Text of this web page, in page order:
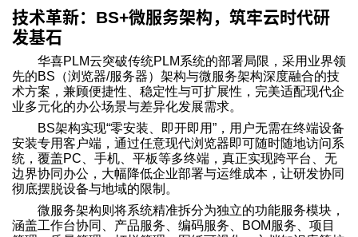
技术革新： BS+微服务架构，筑牢云时代研
发基石
华喜PLM云突破传统PLM系统的部署局限，采用业界领
先的BS（浏览器/服务器）架构与微服务架构深度融合的技
术方案，兼顾便捷性、稳定性与可扩展性，完美适配现代企
业多元化的办公场景与差异化发展需求。
BS架构实现“零安装、即开即用”，用户无需在终端设备
安装专用客户端，通过任意现代浏览器即可随时随地访问系
统，覆盖PC、手机、平板等多终端，真正实现跨平台、无
边界协同办公，大幅降低企业部署与运维成本，让研发协同
彻底摆脱设备与地域的限制。
微服务架构则将系统精准拆分为独立的功能服务模块，
涵盖工作台协同、产品服务、编码服务、BOM服务、项目